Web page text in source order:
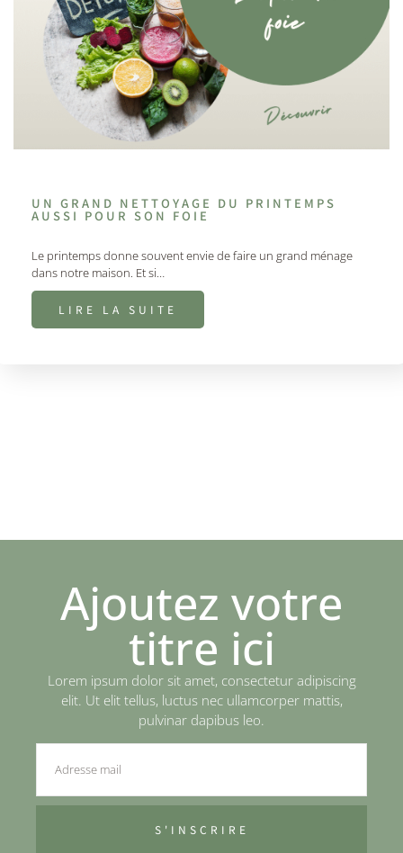
UN GRAND NETTOYAGE DU PRINTEMPS
AUSSI POUR SON FOIE
Le printemps donne souvent envie de faire un grand ménage
dans notre maison. Et si…
LIRE LA SUITE
Ajoutez votre
titre ici
Lorem ipsum dolor sit amet, consectetur adipiscing
elit. Ut elit tellus, luctus nec ullamcorper mattis,
pulvinar dapibus leo.
S'INSCRIRE